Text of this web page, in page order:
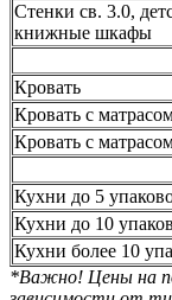
Стенки св. 3.0,
книжные шкафы
Кровать
Кровать с
Кровать с
Кухни до 5
Кухни до 10
Кухни более 10
*Важно! Цены на